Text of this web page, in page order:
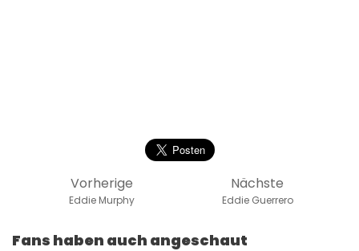
Nächste
Eddie Guerrero
Vorherige
Eddie Murphy
Fans haben auch angeschaut